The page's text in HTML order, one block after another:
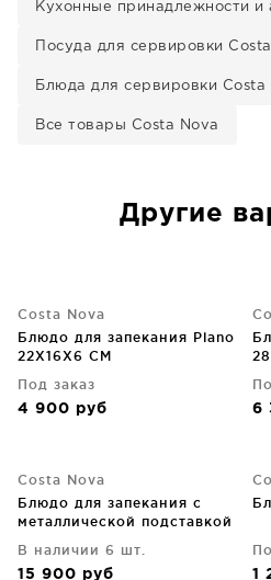
Кухонные принадлежности и
Посуда для сервировки
Блюда для сервировки Costa
Все товары Costa Nova
Другие
Costa Nova
Блюдо для запекания Plano
22X16X6 CM
Под заказ
4 900 руб 6
Costa Nova
Блюдо для запекания с
металлической подставкой
В наличии 6 шт.
15 900 руб 1